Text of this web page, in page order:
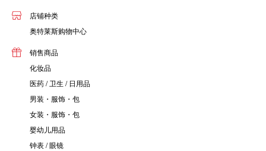
店铺种类
奥特莱斯购物中心
销售商品
化妆品
医药 / 卫生 / 日用品
男装・服饰・包
女装・服饰・包
婴幼儿用品
钟表 / 眼镜